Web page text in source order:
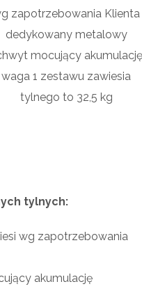
zapotrzebowania Klienta
dedykowany metalowy
mocujący akumulację
waga 1 zestawu zawiesia
tylnego to 32,5 kg
tylnych:
wg zapotrzebowania
akumulację